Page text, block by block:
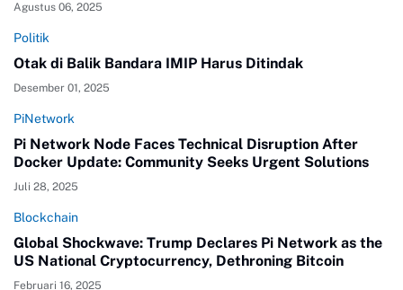
Agustus 06, 2025
Politik
Otak di Balik Bandara IMIP Harus Ditindak
Desember 01, 2025
PiNetwork
Pi Network Node Faces Technical Disruption After
Docker Update: Community Seeks Urgent Solutions
Juli 28, 2025
Blockchain
Global Shockwave: Trump Declares Pi Network as the
US National Cryptocurrency, Dethroning Bitcoin
Februari 16, 2025